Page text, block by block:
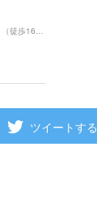
（徒歩16分）
ツイートする